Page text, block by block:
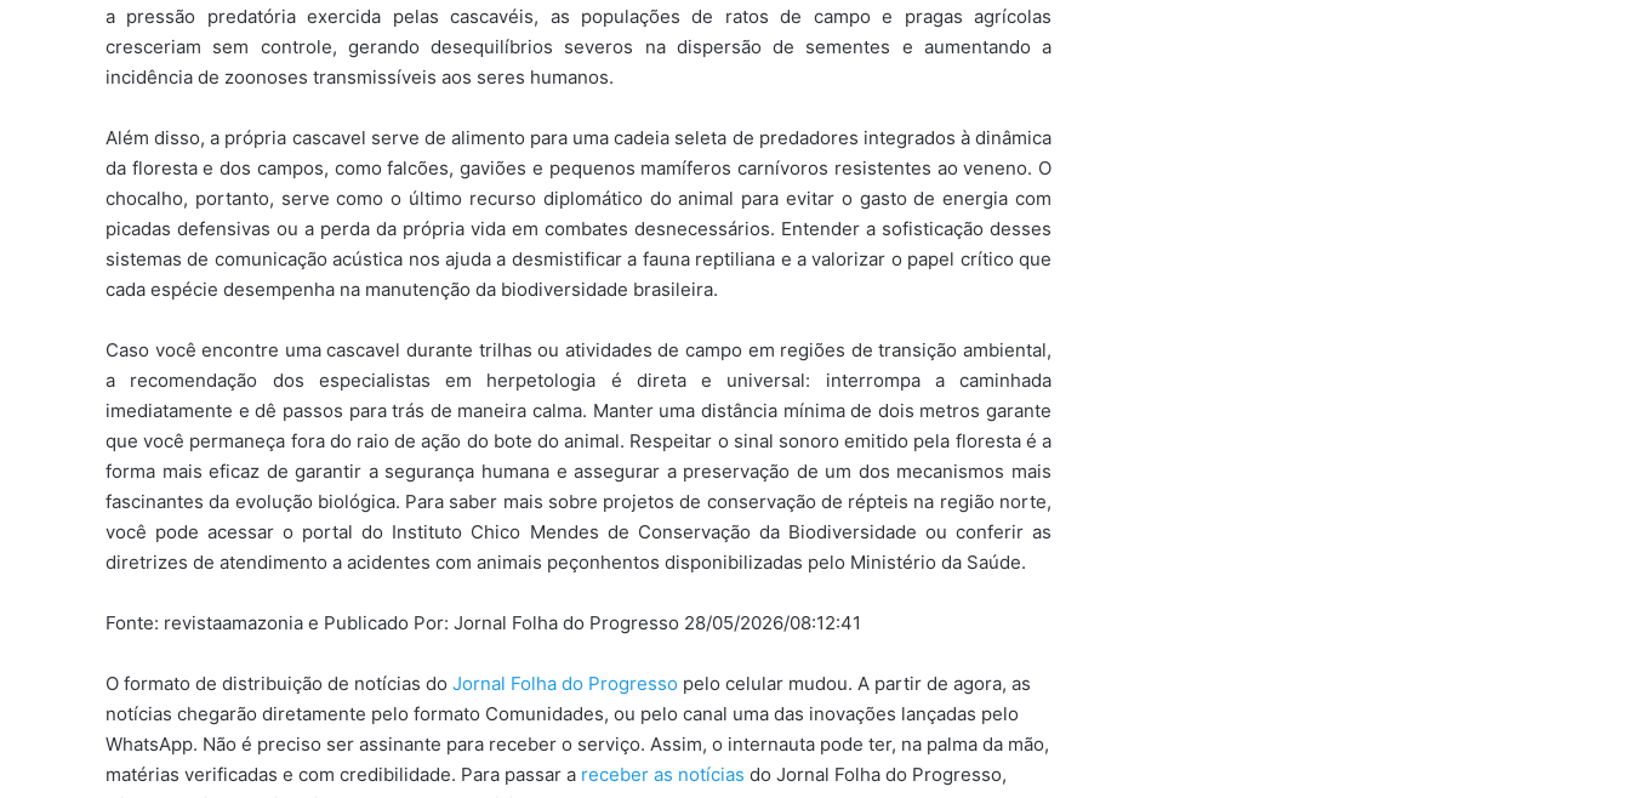
a pressão predatória exercida pelas cascavéis, as populações de ratos de campo e pragas agrícolas
cresceriam sem controle, gerando desequilíbrios severos na dispersão de sementes e aumentando a
incidência de zoonoses transmissíveis aos seres humanos.
Além disso, a própria cascavel serve de alimento para uma cadeia seleta de predadores integrados à dinâmica
da floresta e dos campos, como falcões, gaviões e pequenos mamíferos carnívoros resistentes ao veneno. O
chocalho, portanto, serve como o último recurso diplomático do animal para evitar o gasto de energia com
picadas defensivas ou a perda da própria vida em combates desnecessários. Entender a sofisticação desses
sistemas de comunicação acústica nos ajuda a desmistificar a fauna reptiliana e a valorizar o papel crítico que
cada espécie desempenha na manutenção da biodiversidade brasileira.
Caso você encontre uma cascavel durante trilhas ou atividades de campo em regiões de transição ambiental,
a recomendação dos especialistas em herpetologia é direta e universal: interrompa a caminhada
imediatamente e dê passos para trás de maneira calma. Manter uma distância mínima de dois metros garante
que você permaneça fora do raio de ação do bote do animal. Respeitar o sinal sonoro emitido pela floresta é a
forma mais eficaz de garantir a segurança humana e assegurar a preservação de um dos mecanismos mais
fascinantes da evolução biológica. Para saber mais sobre projetos de conservação de répteis na região norte,
você pode acessar o portal do Instituto Chico Mendes de Conservação da Biodiversidade ou conferir as
diretrizes de atendimento a acidentes com animais peçonhentos disponibilizadas pelo Ministério da Saúde.
Fonte: revistaamazonia e Publicado Por: Jornal Folha do Progresso 28/05/2026/08:12:41
O formato de distribuição de notícias do Jornal Folha do Progresso pelo celular mudou. A partir de agora, as
notícias chegarão diretamente pelo formato Comunidades, ou pelo canal uma das inovações lançadas pelo
WhatsApp. Não é preciso ser assinante para receber o serviço. Assim, o internauta pode ter, na palma da mão,
matérias verificadas e com credibilidade. Para passar a receber as notícias do Jornal Folha do Progresso,